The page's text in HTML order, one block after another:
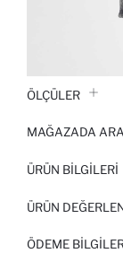
ÖLÇÜLER
MAĞAZADA ARA
ÜRÜN BILGILERI
ÜRÜN
ÖDEME